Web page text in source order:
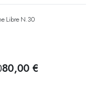
Libre N.30
80,00 €